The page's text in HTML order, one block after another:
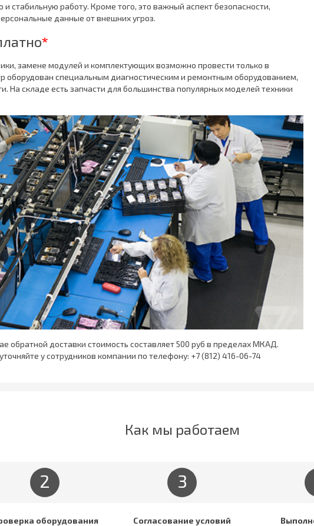
и стабильную работу. Кроме того, это важный аспект безопасности,
данные от внешних угроз.
*
замене модулей и комплектующих возможно провести только в
оборудован специальным диагностическим и ремонтным оборудованием,
На складе есть запчасти для большинства популярных моделей техники
обратной доставки стоимость составляет 500 руб в пределах МКАД.
у сотрудников компании по телефону: +7 (812) 416-06-74
Как мы работаем
2
оборудования
3
Согласование условий